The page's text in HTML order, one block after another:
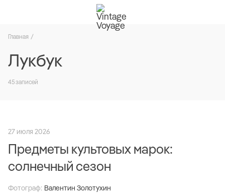
Главная
Лукбук
45 записей
27 июля 2026
Предметы культовых марок:
солнечный сезон
Фотограф: Валентин Золотухин